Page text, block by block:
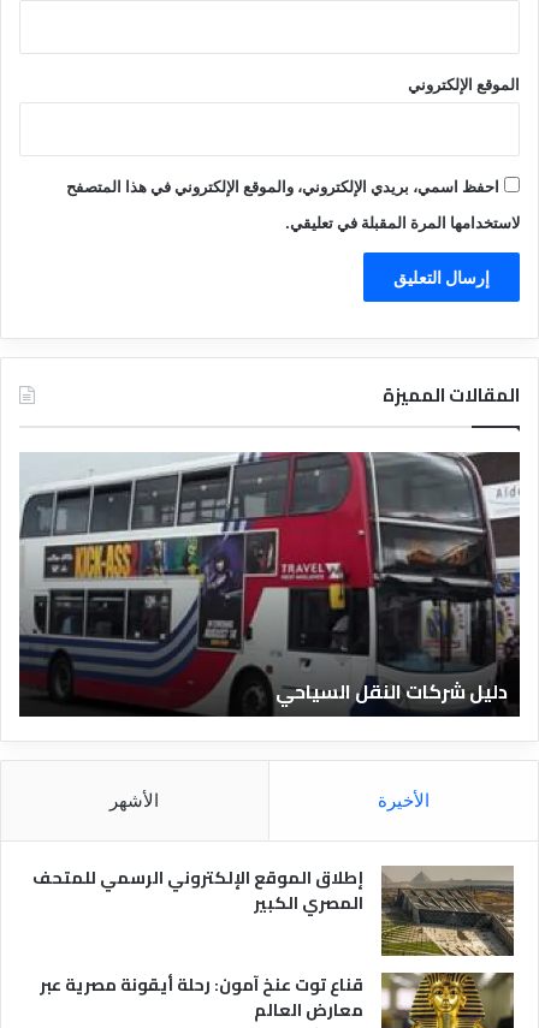
الموقع الإلكتروني
احفظ اسمي، بريدي الإلكتروني، والموقع الإلكتروني في هذا المتصفح
لاستخدامها المرة المقبلة في تعليقي.
المقالات المميزة
ل
ي
ا
ل
ف
ن
ق
ا
ل
ر
ة
دليل الفنادق المصرية
ق
و
الأخيرة الأشهر
إطلاق الموقع الإلكتروني الرسمي للمتحف
المصري الكبير
قناع توت عنخ آمون: رحلة أيقونة مصرية عبر
معارض العالم